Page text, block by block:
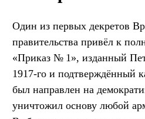
Один из первых декретов
правительства привёл к
«Приказ № 1», изданный
1917-го и подтверждённый
был направлен на
уничтожил основу любой